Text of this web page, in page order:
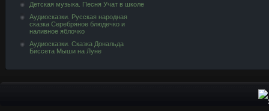
Детская музыка. Песня Учат в школе
Аудиосказки. Русская народная
сказка Серебряное блюдечко и
наливное яблочко
Аудиосказки. Сказка Дональда
Биссета Мыши на Луне